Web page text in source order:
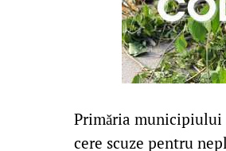
Primăria municipiului
cere scuze pentru